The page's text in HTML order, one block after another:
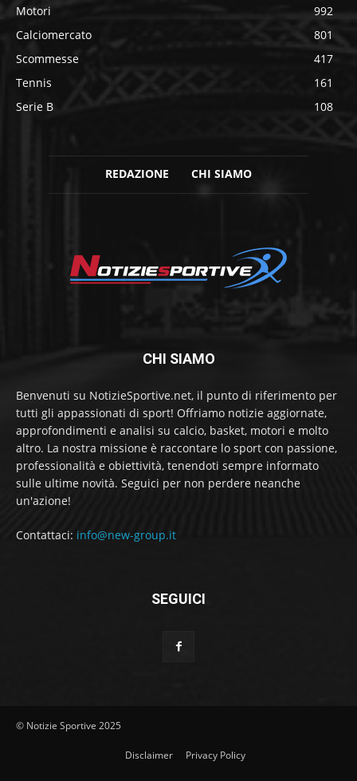
Motori
992
Calciomercato
801
Scommesse
417
Tennis
161
Serie B
108
REDAZIONE CHI SIAMO
CHI SIAMO
Benvenuti su NotizieSportive.net, il punto di riferimento per
tutti gli appassionati di sport! Offriamo notizie aggiornate,
approfondimenti e analisi su calcio, basket, motori e molto
altro. La nostra missione è raccontare lo sport con passione,
professionalità e obiettività, tenendoti sempre informato
sulle ultime novità. Seguici per non perdere neanche
un'azione!
Contattaci: info@new-group.it
SEGUICI
© Notizie Sportive 2025
Disclaimer Privacy Policy